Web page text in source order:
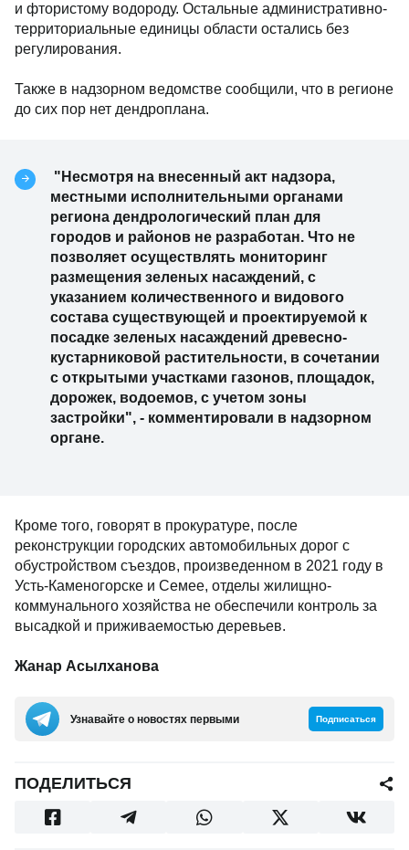
и фтористому водороду. Остальные административно-
территориальные единицы области остались без
регулирования.
Также в надзорном ведомстве сообщили, что в регионе
до сих пор нет дендроплана.
"Несмотря на внесенный акт надзора,
местными исполнительными органами
региона дендрологический план для
городов и районов не разработан. Что не
позволяет осуществлять мониторинг
размещения зеленых насаждений, с
указанием количественного и видового
состава существующей и проектируемой к
посадке зеленых насаждений древесно-
кустарниковой растительности, в сочетании
с открытыми участками газонов, площадок,
дорожек, водоемов, с учетом зоны
застройки", - комментировали в надзорном
органе.
Кроме того, говорят в прокуратуре, после
реконструкции городских автомобильных дорог с
обустройством съездов, произведенном в 2021 году в
Усть-Каменогорске и Семее, отделы жилищно-
коммунального хозяйства не обеспечили контроль за
высадкой и приживаемостью деревьев.
Жанар Асылханова
Узнавайте о новостях первыми Подписаться
ПОДЕЛИТЬСЯ